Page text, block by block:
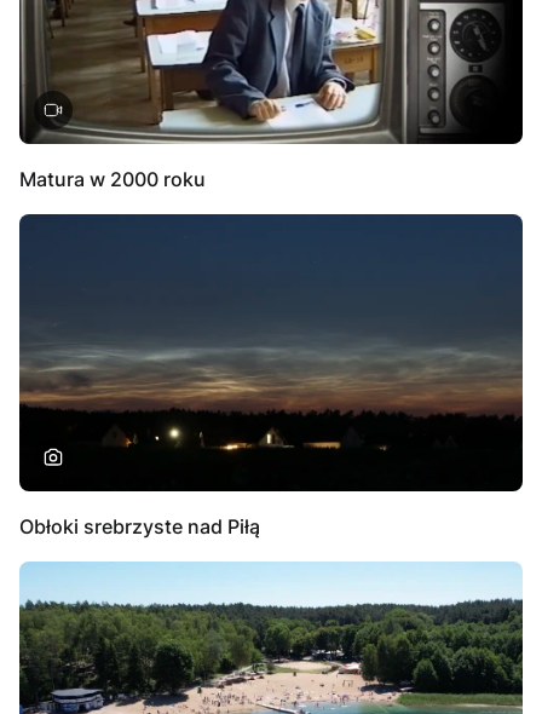
Matura w 2000 roku
Obłoki srebrzyste nad Piłą